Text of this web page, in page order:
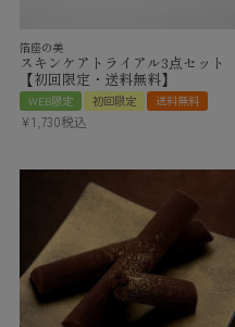
箔座の美
スキンケアトライアル3点セット
【初回限定・送料無料】
WEB限定 初回限定 送料無料
¥1,730税込